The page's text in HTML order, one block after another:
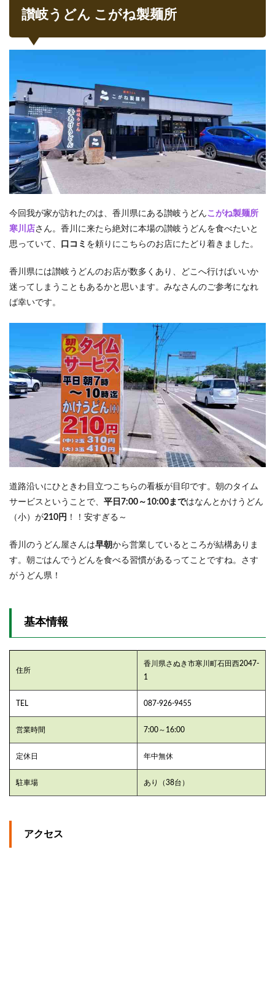
まと
め
讃岐うどん こがね製麺所
今回我が家が訪れたのは、香川県にある讃岐うどんこがね製麺所
寒川店さん。香川に来たら絶対に本場の讃岐うどんを食べたいと
思っていて、
口コミ を頼りにこちらのお店にたどり着きました。
香川県には讃岐うどんのお店が数多くあり、どこへ行けばいいか
迷ってしまうこともあるかと思います。みなさんのご参考になれ
ば幸いです。
道路沿いにひときわ目立つこちらの看板が目印です。朝のタイム
サービスということで、 平日7:00～10:00まではなんとかけうどん
（小）が210円 ！！安すぎる～
香川のうどん屋さんは早朝から営業しているところが結構ありま
す。朝ごはんでうどんを食べる習慣があるってことですね。さす
がうどん県！
基本情報
住所
香川県さぬき市寒川町石田西2047‐
1
TEL 087‐926‐9455
営業時間 7:00～16:00
定休日 年中無休
駐車場 あり（38台）
アクセス